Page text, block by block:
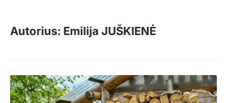
Autorius: Emilija JUŠKIENĖ